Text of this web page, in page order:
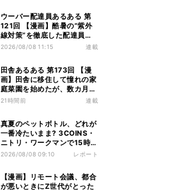
ウーバー配達員あるある 第
121回 【漫画】酷暑の“紫外
線対策”を徹底した配達員
が、数カ月後に絶句した理由
2026/08/08 11:15 連載
田舎あるある 第173回 【漫
画】田舎に移住して憧れの家
庭菜園を始めたが、数カ月後
の光景に絶句
21時間前 連載
真夏のペットボトル、どれが
一番冷たいまま? 3COINS・
ニトリ・ワークマンで15時間
検証してみた
2026/08/08 09:10 レポート
【漫画】リモート会議、都合
が悪いときにZ世代がとった